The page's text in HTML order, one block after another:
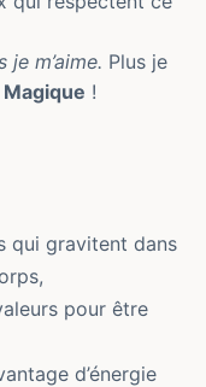
m’aime. Plus je
Magique !
qui gravitent dans
pour être
d’énergie